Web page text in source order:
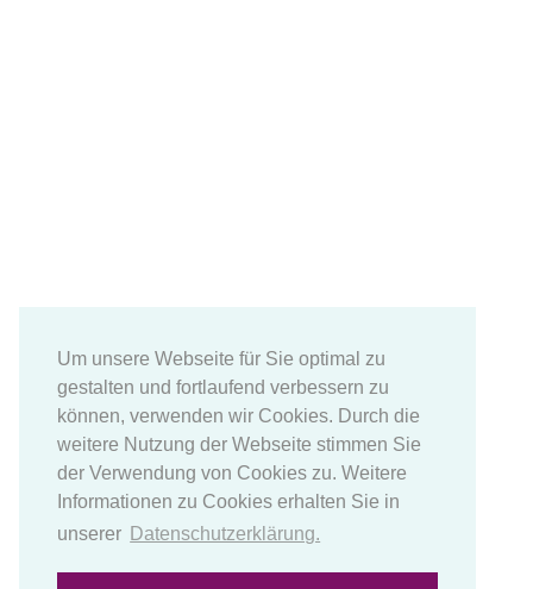
Um unsere Webseite für Sie optimal zu
gestalten und fortlaufend verbessern zu
können, verwenden wir Cookies. Durch die
weitere Nutzung der Webseite stimmen Sie
der Verwendung von Cookies zu. Weitere
Informationen zu Cookies erhalten Sie in
unserer Datenschutzerklärung.